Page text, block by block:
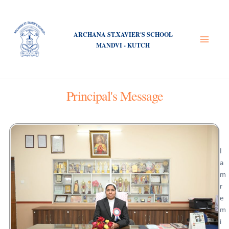
content
ARCHANA ST.XAVIER'S SCHOOL
MANDVI - KUTCH
Principal's Message
I
a
m
r
e
m
i